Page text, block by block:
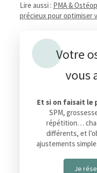
Lire aussi : PMA &
précieux pour optimiser
Votre
vous
Et si on faisait
SPM,
répétition…
différents, et
ajustements
Je